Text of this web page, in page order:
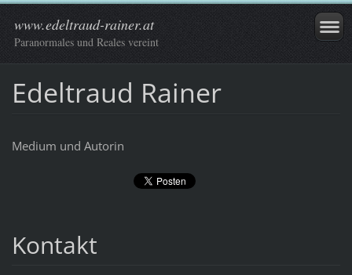
www.edeltraud-rainer.at
Paranormales und Reales vereint
Edeltraud Rainer
Medium und Autorin
Kontakt